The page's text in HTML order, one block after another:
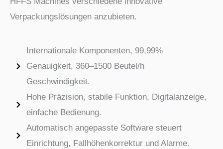
Verpackungslösungen anzubieten.
Internationale Komponenten, 99,99%
Genauigkeit, 360–1500 Beutel/h
Geschwindigkeit.
Hohe Präzision, stabile Funktion, Digitalanzeige,
einfache Bedienung.
Automatisch angepasste Software steuert
Einrichtung, Fallhöhenkorrektur und Alarme.